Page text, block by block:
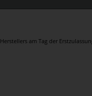
am Tag der